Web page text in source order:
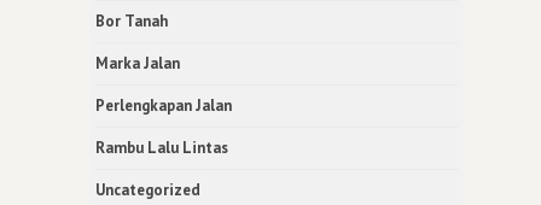
Bor Tanah
Marka Jalan
Perlengkapan Jalan
Rambu Lalu Lintas
Uncategorized